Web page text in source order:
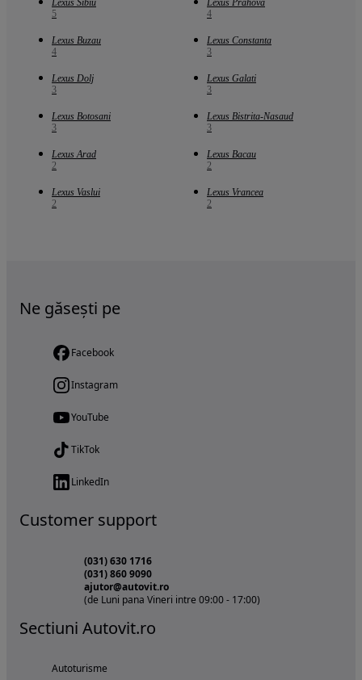
5
4
Lexus Buzau
4
Lexus Constanta
3
Lexus Dolj
3
Lexus Galati
3
Lexus Botosani
3
Lexus Bistrita-Nasaud
3
Lexus Arad
2
Lexus Bacau
2
Lexus Vaslui
2
Lexus Vrancea
2
Ne găsești pe
Facebook
Instagram
YouTube
TikTok
LinkedIn
Customer support
(031) 630 1716
(031) 860 9090
ajutor@autovit.ro
(de Luni pana Vineri intre 09:00 - 17:00)
Sectiuni Autovit.ro
Autoturisme